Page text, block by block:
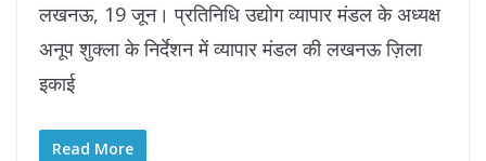
लखनऊ, 19 जून। प्रतिनिधि उद्योग व्यापार मंडल के अध्यक्ष
अनूप शुक्ला के निर्देशन में व्यापार मंडल की लखनऊ ज़िला
इकाई
Read More